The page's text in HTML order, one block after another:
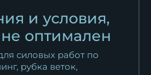
и условия,
оптимален
силовых работ по
рубка веток,